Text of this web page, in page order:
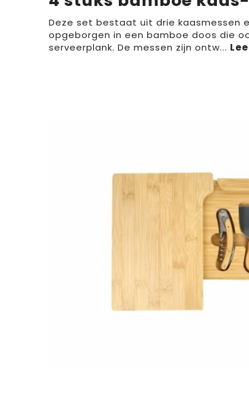
Deze set bestaat uit drie kaasmessen
opgeborgen in een bamboe doos die
serveerplank. De messen zijn ontw...